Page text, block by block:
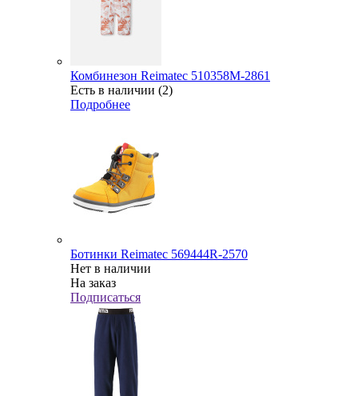
Комбинезон Reimatec 510358М-2861
Есть в наличии (2)
Подробнее
Ботинки Reimatec 569444R-2570
Нет в наличии
На заказ
Подписаться